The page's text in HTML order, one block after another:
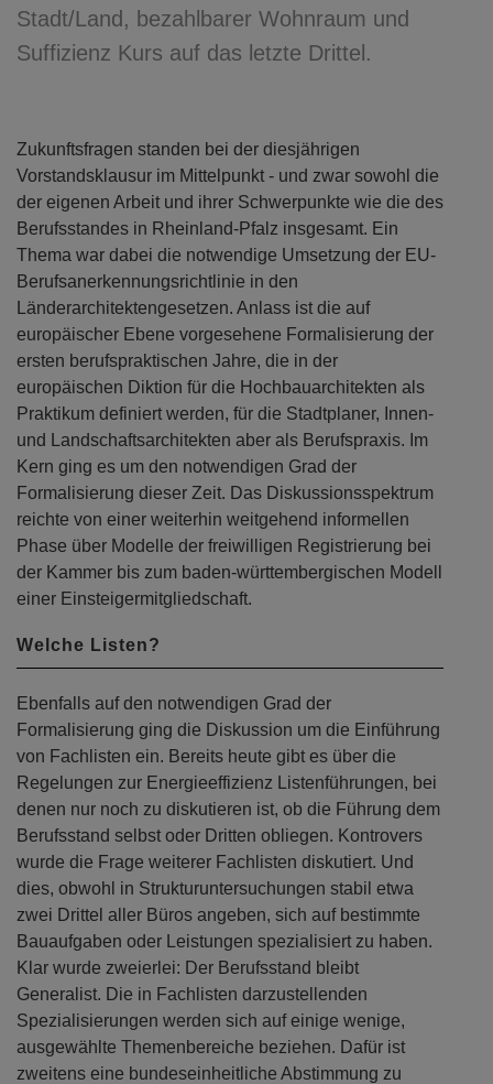
Stadt/Land, bezahlbarer Wohnraum und
Suffizienz Kurs auf das letzte Drittel.
Zukunftsfragen standen bei der diesjährigen
Vorstandsklausur im Mittelpunkt - und zwar sowohl die
der eigenen Arbeit und ihrer Schwerpunkte wie die des
Berufsstandes in Rheinland-Pfalz insgesamt. Ein
Thema war dabei die notwendige Umsetzung der EU-
Berufsanerkennungsrichtlinie in den
Länderarchitektengesetzen. Anlass ist die auf
europäischer Ebene vorgesehene Formalisierung der
ersten berufspraktischen Jahre, die in der
europäischen Diktion für die Hochbauarchitekten als
Praktikum definiert werden, für die Stadtplaner, Innen-
und Landschaftsarchitekten aber als Berufspraxis. Im
Kern ging es um den notwendigen Grad der
Formalisierung dieser Zeit. Das Diskussionsspektrum
reichte von einer weiterhin weitgehend informellen
Phase über Modelle der freiwilligen Registrierung bei
der Kammer bis zum baden-württembergischen Modell
einer Einsteigermitgliedschaft.
Welche Listen?
Ebenfalls auf den notwendigen Grad der
Formalisierung ging die Diskussion um die Einführung
von Fachlisten ein. Bereits heute gibt es über die
Regelungen zur Energieeffizienz Listenführungen, bei
denen nur noch zu diskutieren ist, ob die Führung dem
Berufsstand selbst oder Dritten obliegen. Kontrovers
wurde die Frage weiterer Fachlisten diskutiert. Und
dies, obwohl in Strukturuntersuchungen stabil etwa
zwei Drittel aller Büros angeben, sich auf bestimmte
Bauaufgaben oder Leistungen spezialisiert zu haben.
Klar wurde zweierlei: Der Berufsstand bleibt
Generalist. Die in Fachlisten darzustellenden
Spezialisierungen werden sich auf einige wenige,
ausgewählte Themenbereiche beziehen. Dafür ist
zweitens eine bundeseinheitliche Abstimmung zu